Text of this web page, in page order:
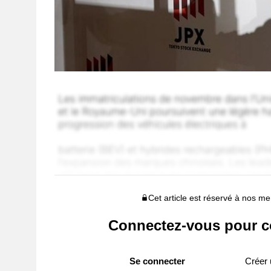
Cet article est réservé à nos
Connectez-vous pour
Se connecter Créer